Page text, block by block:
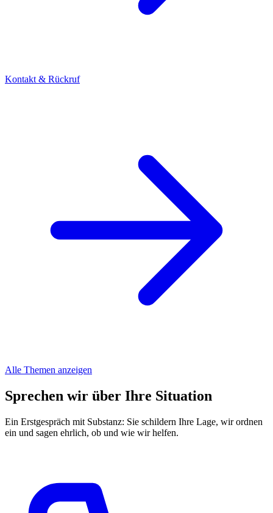
Kontakt & Rückruf
Alle Themen anzeigen
Sprechen wir über Ihre Situation
Ein Erstgespräch mit Substanz: Sie schildern Ihre Lage, wir ordnen
ein und sagen ehrlich, ob und wie wir helfen.